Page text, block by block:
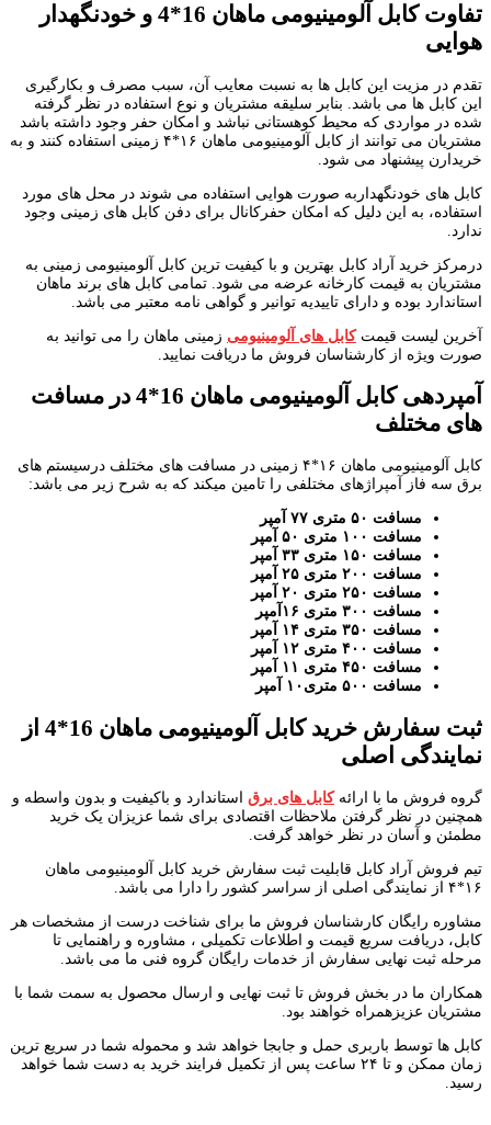
تفاوت کابل آلومینیومی ماهان 16*4 و خودنگهدار
هوایی
تقدم در مزیت این کابل ها به نسبت معایب آن، سبب مصرف و بکارگیری
این کابل ها می باشد. بنابر سلیقه مشتریان و نوع استفاده در نظر گرفته
شده در مواردی که محیط کوهستانی نباشد و امکان حفر وجود داشته باشد
مشتریان می توانند از کابل آلومینیومی ماهان ۱۶*۴ زمینی استفاده کنند و به
خریدارن پیشنهاد می شود.
کابل های خودنگهداربه صورت هوایی استفاده می شوند در محل های مورد
استفاده، به این دلیل که امکان حفرکانال برای دفن کابل های زمینی وجود
ندارد.
درمرکز خرید آراد کابل بهترین و با کیفیت ترین کابل آلومینیومی زمینی به
مشتریان به قیمت کارخانه عرضه می شود. تمامی کابل های برند ماهان
استاندارد بوده و دارای تاییدیه توانیر و گواهی نامه معتبر می باشد.
آخرین لیست قیمتکابل های آلومینیومی زمینی ماهان را می توانید به
صورت ویژه از کارشناسان فروش ما دریافت نمایید.
آمپردهی کابل آلومینیومی ماهان 16*4 در مسافت
های مختلف
کابل آلومینیومی ماهان ۱۶*۴ زمینی در مسافت های مختلف درسیستم های
برق سه فاز آمپراژهای مختلفی را تامین میکند که به شرح زیر می باشد:
مسافت ۵۰ متری ۷۷ آمپر
مسافت ۱۰۰ متری ۵۰ آمپر
مسافت ۱۵۰ متری ۳۳ آمپر
مسافت ۲۰۰ متری ۲۵ آمپر
مسافت ۲۵۰ متری ۲۰ آمپر
مسافت ۳۰۰ متری ۱۶آمپر
مسافت ۳۵۰ متری ۱۴ آمپر
مسافت ۴۰۰ متری ۱۲ آمپر
مسافت ۴۵۰ متری ۱۱ آمپر
مسافت ۵۰۰ متری۱۰ آمپر
ثبت سفارش خرید کابل آلومینیومی ماهان 16*4 از
نمایندگی اصلی
گروه فروش ما با ارائهکابل های برق استاندارد و باکیفیت و بدون واسطه و
همچنین در نظر گرفتن ملاحظات اقتصادی برای شما عزیزان یک خرید
مطمئن و آسان در نظر خواهد گرفت.
تیم فروش آراد کابل قابلیت ثبت سفارش خرید کابل آلومینیومی ماهان
۱۶*۴ از نمایندگی اصلی از سراسر کشور را دارا می باشد.
مشاوره رایگان کارشناسان فروش ما برای شناخت درست از مشخصات هر
کابل، دریافت سریع قیمت و اطلاعات تکمیلی ، مشاوره و راهنمایی تا
مرحله ثبت نهایی سفارش از خدمات رایگان گروه فنی ما می باشد.
همکاران ما در بخش فروش تا ثبت نهایی و ارسال محصول به سمت شما با
مشتریان عزیزهمراه خواهند بود.
کابل ها توسط باربری حمل و جابجا خواهد شد و محموله شما در سریع ترین
زمان ممکن و تا ۲۴ ساعت پس از تکمیل فرایند خرید به دست شما خواهد
رسید.